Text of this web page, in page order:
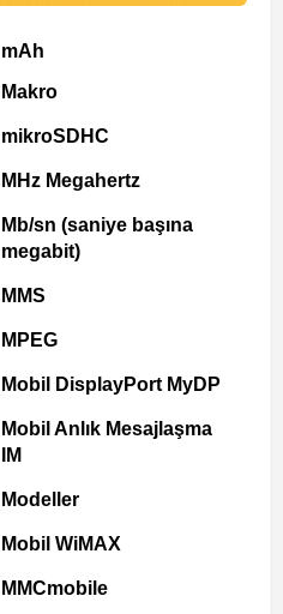
mAh
Makro
mikroSDHC
MHz Megahertz
Mb/sn (saniye başına
megabit)
MMS
MPEG
Mobil DisplayPort MyDP
Mobil Anlık Mesajlaşma
IM
Modeller
Mobil WiMAX
MMCmobile